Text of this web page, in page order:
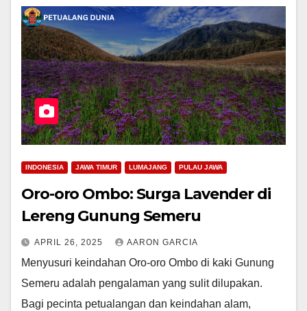
INDONESIA JAWA TIMUR LUMAJANG PULAU JAWA
Oro-oro Ombo: Surga Lavender di
Lereng Gunung Semeru
APRIL 26, 2025 AARON GARCIA
Menyusuri keindahan Oro-oro Ombo di kaki Gunung
Semeru adalah pengalaman yang sulit dilupakan.
Bagi pecinta petualangan dan keindahan alam,